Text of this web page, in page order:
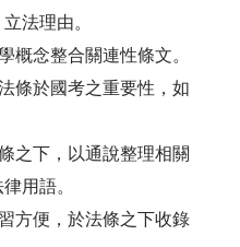
法理由。
概念整合關連性條文。
條於國考之重要性，如
之下，以通說整理相關
用語。
方便，於法條之下收錄